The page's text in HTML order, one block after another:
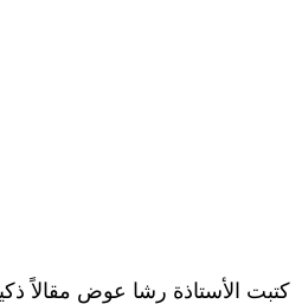
كتبت الأستاذة رشا عوض مقالاً